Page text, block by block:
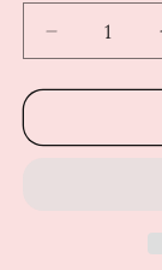
Reduceți
cantitatea
pentru
Stancy